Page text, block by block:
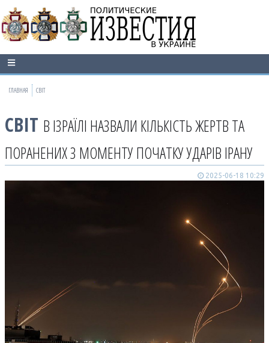
ГЛАВНАЯ СВІТ
СВІТ В ІЗРАЇЛІ НАЗВАЛИ КІЛЬКІСТЬ ЖЕРТВ ТА
ПОРАНЕНИХ З МОМЕНТУ ПОЧАТКУ УДАРІВ ІРАНУ
2025-06-18 10:29